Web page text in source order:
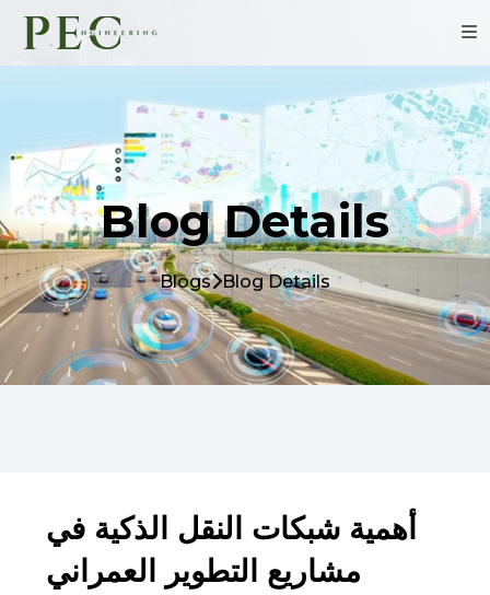
Blog Details
Blogs Blog Details
أهمية شبكات النقل الذكية في
مشاريع التطوير العمراني